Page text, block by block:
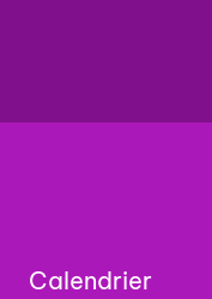
Calendrier